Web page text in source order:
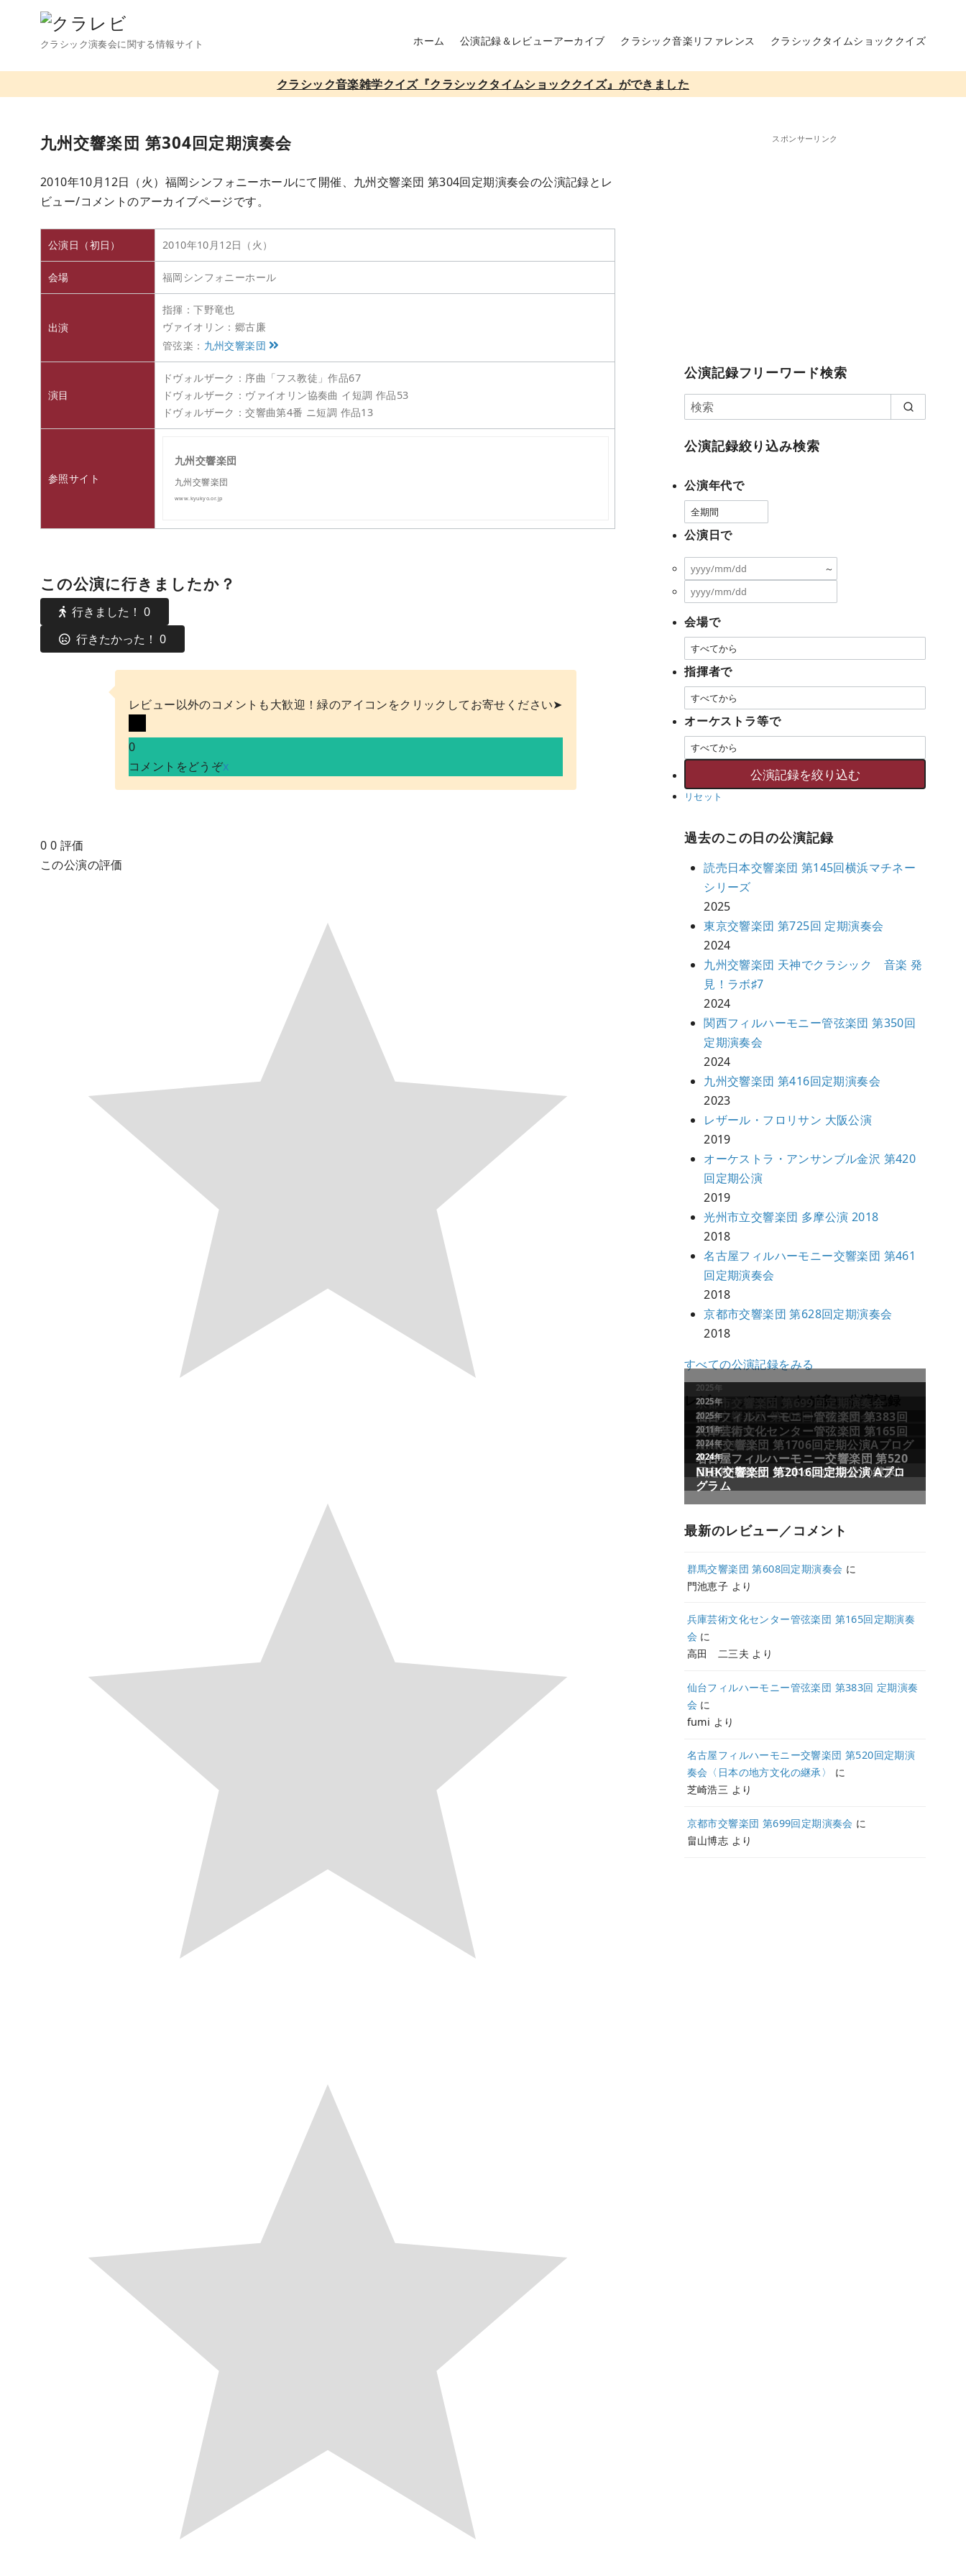
クラシック演奏会に関する情報サイト ホーム 公演記録＆レビューアーカイブ クラシック音楽リファレンス クラシックタイムショッククイズ
クラシック音楽雑学クイズ『クラシックタイムショッククイズ』ができました
九州交響楽団 第304回定期演奏会
2010年10月12日（火）福岡シンフォニーホールにて開催、九州交響楽団 第304回定期演奏会の公演記録とレ
ビュー/コメントのアーカイブページです。
公演日（初日） 2010年10月12日（火）
会場 福岡シンフォニーホール
出演
指揮：下野竜也
ヴァイオリン：郷古廉
管弦楽： 九州交響楽団
演目
ドヴォルザーク：序曲「フス教徒」作品67
ドヴォルザーク：ヴァイオリン協奏曲 イ短調 作品53
ドヴォルザーク：交響曲第4番 ニ短調 作品13
参照サイト
九州交響楽団
九州交響楽団
www.kyukyo.or.jp
この公演に行きましたか？
行きました！ 0
行きたかった！ 0
レビュー以外のコメントも大歓迎！緑のアイコンをクリックしてお寄せください➤
0
コメントをどうぞx
0 0 評価
この公演の評価
スポンサーリンク
公演記録フリーワード検索
公演記録絞り込み検索
公演年代で
公演日で
～
会場で
指揮者で
オーケストラ等で
リセット
過去のこの日の公演記録
読売日本交響楽団 第145回横浜マチネー
シリーズ
2025
東京交響楽団 第725回 定期演奏会
2024
九州交響楽団 天神でクラシック 音楽 発
見！ラボ♯7
2024
関西フィルハーモニー管弦楽団 第350回
定期演奏会
2024
九州交響楽団 第416回定期演奏会
2023
レザール・フロリサン 大阪公演
2019
オーケストラ・アンサンブル金沢 第420
回定期公演
2019
光州市立交響楽団 多摩公演 2018
2018
名古屋フィルハーモニー交響楽団 第461
回定期演奏会
2018
京都市交響楽団 第628回定期演奏会
2018
すべての公演記録をみる
レビュー／コメントが多い公演記録
2025年
京都市交響楽団 第699回定期演奏会
2025年
群馬交響楽団 第608回定期演奏会
2025年
仙台フィルハーモニー管弦楽団 第383回
定期演奏会
2025年
兵庫芸術文化センター管弦楽団 第165回
定期演奏会
2011年
NHK交響楽団 第1706回定期公演Aプログ
ラム
2024年
名古屋フィルハーモニー交響楽団 第520
回定期演奏会〈日本の地方文化の継承〉
2024年
NHK交響楽団 第2016回定期公演 Aプロ
グラム
最新のレビュー／コメント
群馬交響楽団 第608回定期演奏会 に
門池恵子 より
兵庫芸術文化センター管弦楽団 第165回定期演奏
会 に
高田 二三夫 より
仙台フィルハーモニー管弦楽団 第383回 定期演奏
会 に
fumi より
名古屋フィルハーモニー交響楽団 第520回定期演
奏会〈日本の地方文化の継承〉
に
芝崎浩三 より
京都市交響楽団 第699回定期演奏会 に
畠山博志 より